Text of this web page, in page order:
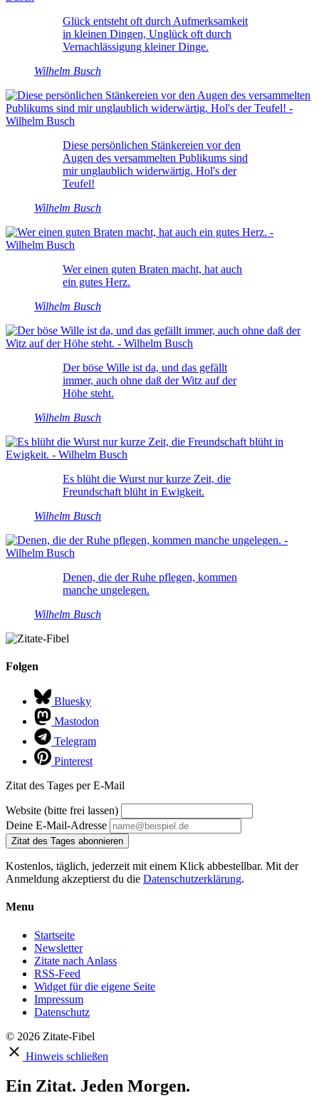
Glück entsteht oft durch Aufmerksamkeit
in kleinen Dingen, Unglück oft durch
Vernachlässigung kleiner Dinge.
Wilhelm Busch
Diese persönlichen Stänkereien vor den
Augen des versammelten Publikums sind
mir unglaublich widerwärtig. Hol's der
Teufel!
Wilhelm Busch
Wer einen guten Braten macht, hat auch
ein gutes Herz.
Wilhelm Busch
Der böse Wille ist da, und das gefällt
immer, auch ohne daß der Witz auf der
Höhe steht.
Wilhelm Busch
Es blüht die Wurst nur kurze Zeit, die
Freundschaft blüht in Ewigkeit.
Wilhelm Busch
Denen, die der Ruhe pflegen, kommen
manche ungelegen.
Wilhelm Busch
Folgen
Bluesky
Mastodon
Telegram
Pinterest
Zitat des Tages per E-Mail
Website (bitte frei lassen)
Deine E-Mail-Adresse
Zitat des Tages abonnieren
Kostenlos, täglich, jederzeit mit einem Klick abbestellbar. Mit der
Anmeldung akzeptierst du die Datenschutzerklärung.
Menu
Startseite
Newsletter
Zitate nach Anlass
RSS-Feed
Widget für die eigene Seite
Impressum
Datenschutz
© 2026 Zitate-Fibel
Hinweis schließen
Ein Zitat. Jeden Morgen.